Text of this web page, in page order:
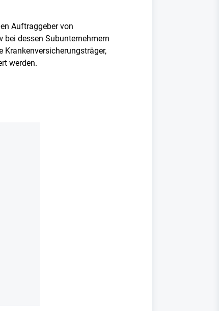
Auftraggeber von
bei dessen Subunternehmern
werden.